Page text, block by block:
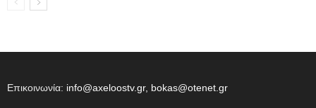
Επικοινωνία: info@axeloostv.gr, bokas@otenet.gr